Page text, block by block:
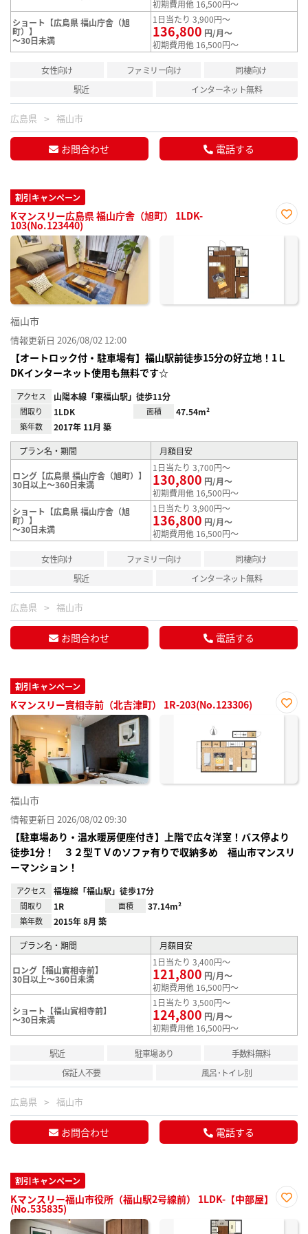
初期費用他 16,500円～
ショート【広島県 福山庁舎（旭
町）】
～30日未満
1日当たり 3,900円～
136,800 円/月～
初期費用他 16,500円～
女性向け ファミリー向け
同棲向け
駅近
インターネット無料
広島県 福山市
お問合わせ 電話する
割引キャンペーン
Kマンスリー広島県 福山庁舎（旭町） 1LDK-
103(No.123440)
に入
福山市
情報更新日 2026/08/02 12:00
【オートロック付・駐車場有】福山駅前徒歩15分の好立地！1Ｌ
DKインターネット使用も無料です☆
アクセス 山陽本線「東福山駅」徒歩11分
間取り 1LDK 面積 47.54m²
築年数 2017年 11月 築
プラン名・期間 月額目安
ロング【広島県 福山庁舎（旭町）】
30日以上～360日未満
1日当たり 3,700円～
130,800 円/月～
初期費用他 16,500円～
ショート【広島県 福山庁舎（旭
町）】
～30日未満
1日当たり 3,900円～
136,800 円/月～
初期費用他 16,500円～
女性向け ファミリー向け
同棲向け
駅近
インターネット無料
広島県 福山市
お問合わせ 電話する
割引キャンペーン
Kマンスリー實相寺前（北吉津町） 1R-203(No.123306)
お気
福山市
情報更新日 2026/08/02 09:30
【駐車場あり・温水暖房便座付き】上階で広々洋室！バス停より
徒歩1分！ ３２型ＴＶのソファ有りで収納多め 福山市マンスリ
ーマンション！
アクセス 福塩線「福山駅」徒歩17分
間取り 1R 面積 37.14m²
築年数 2015年 8月 築
プラン名・期間 月額目安
ロング【福山實相寺前】
30日以上～360日未満
1日当たり 3,400円～
121,800 円/月～
初期費用他 16,500円～
ショート【福山實相寺前】
～30日未満
1日当たり 3,500円～
124,800 円/月～
初期費用他 16,500円～
駅近 駐車場あり
手数料無料
保証人不要
風呂･トイレ別
広島県 福山市
お問合わせ 電話する
割引キャンペーン
Kマンスリー福山市役所（福山駅2号線前） 1LDK-【中部屋】
(No.535835)
に入